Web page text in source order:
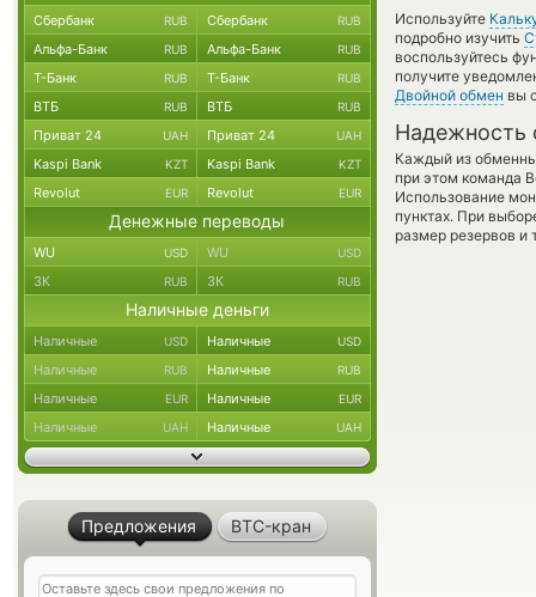
Используйте
подробно изучить
воспользуйтесь
получите
Двойной обмен вы
Надежность
Каждый из
при этом команда
Использование
пунктах. При
размер резервов и
Сбербанк RUB Сбербанк RUB
Альфа-Банк RUB Альфа-Банк RUB
Т-Банк RUB Т-Банк RUB
ВТБ RUB ВТБ RUB
Приват 24 UAH Приват 24 UAH
Kaspi Bank KZT Kaspi Bank KZT
Revolut EUR Revolut EUR
Денежные переводы
WU USD WU USD
ЗК RUB ЗК RUB
Наличные деньги
Наличные USD Наличные USD
Наличные RUB Наличные RUB
Наличные EUR Наличные EUR
Наличные UAH Наличные UAH
Предложения BTC-кран